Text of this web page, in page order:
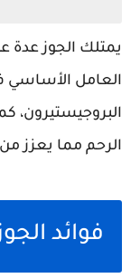
يمتلك الجوز عدة
العامل الأساسي
البروجيستيرون،
الرحم مما يعزز
فوائد